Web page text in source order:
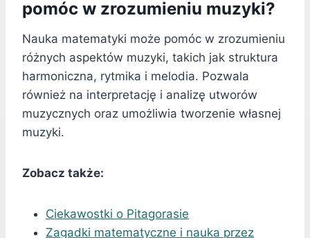
pomóc w zrozumieniu muzyki?
Nauka matematyki może pomóc w zrozumieniu
różnych aspektów muzyki, takich jak struktura
harmoniczna, rytmika i melodia. Pozwala
również na interpretację i analizę utworów
muzycznych oraz umożliwia tworzenie własnej
muzyki.
Zobacz także:
Ciekawostki o Pitagorasie
Zagadki matematyczne i nauka przez